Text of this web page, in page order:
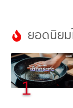
ยอดนิย
1